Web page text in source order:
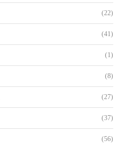
(22)
(41)
(1)
(8)
(27)
(37)
(56)